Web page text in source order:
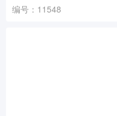
编号：11548